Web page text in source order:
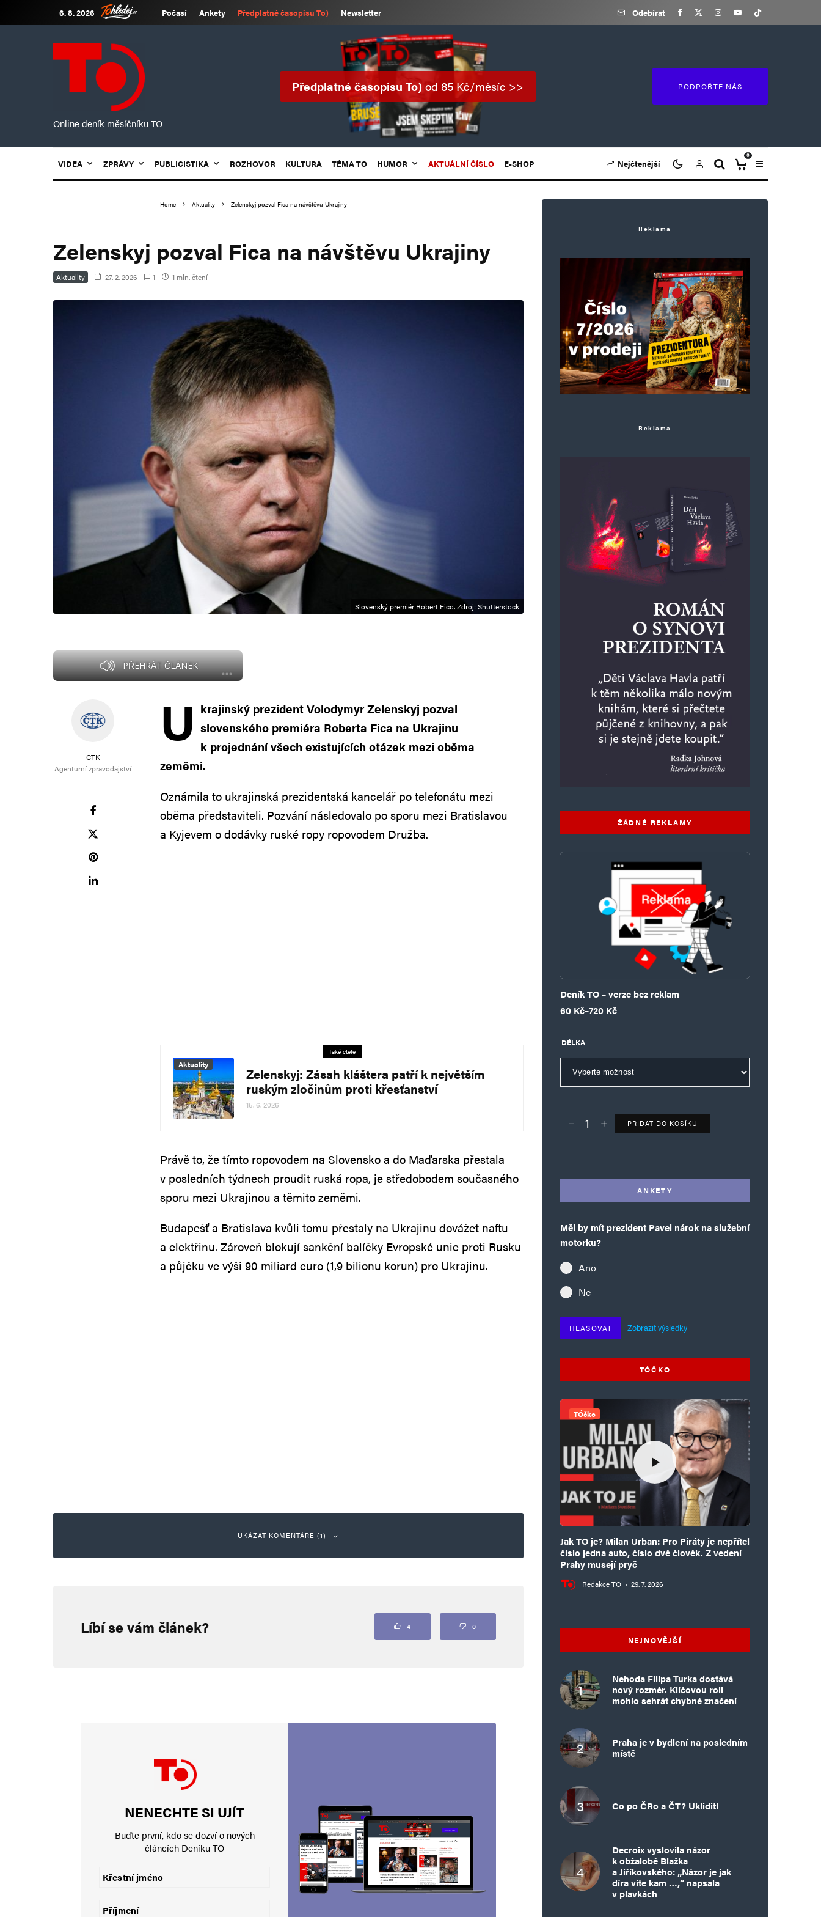
6. 8. 2026 Počasí Ankety Předplatné časopisu To) Newsletter Odebírat
Online deník měsíčníku TO
Předplatné časopisu To)od 85 Kč/měsíc >> PODPOŘTE NÁS
VIDEA ZPRÁVY PUBLICISTIKA ROZHOVOR KULTURA TÉMA TO HUMOR AKTUÁLNÍ ČÍSLO E-SHOP Nejčtenější
0
Home Aktuality Zelenskyj pozval Fica na návštěvu Ukrajiny
Zelenskyj pozval Fica na návštěvu Ukrajiny
Aktuality 27. 2. 2026 1 1 min. čtení
Slovenský premiér Robert Fico. Zdroj: Shutterstock
PŘEHRÁT ČLÁNEK
ČTK
Agenturní zpravodajství
U krajinský prezident Volodymyr Zelenskyj pozval
slovenského premiéra Roberta Fica na Ukrajinu
k projednání všech existujících otázek mezi oběma
zeměmi.
Oznámila to ukrajinská prezidentská kancelář po telefonátu mezi
oběma představiteli. Pozvání následovalo po sporu mezi Bratislavou
a Kyjevem o dodávky ruské ropy ropovodem Družba.
Také čtěte
Aktuality
Zelenskyj: Zásah kláštera patří k největším
ruským zločinům proti křesťanství
15. 6. 2026
Právě to, že tímto ropovodem na Slovensko a do Maďarska přestala
v posledních týdnech proudit ruská ropa, je středobodem současného
sporu mezi Ukrajinou a těmito zeměmi.
Budapešť a Bratislava kvůli tomu přestaly na Ukrajinu dovážet naftu
a elektřinu. Zároveň blokují sankční balíčky Evropské unie proti Rusku
a půjčku ve výši 90 miliard euro (1,9 bilionu korun) pro Ukrajinu.
UKÁZAT KOMENTÁŘE (1)
Fico je posero a na Ukrajinu sa bojí prísť. Najďalej bol v Užhorode, a to si musel
Líbí se vám článek? 4 0
NENECHTE SI UJÍT
Buďte první, kdo se dozví o nových
článcích Deníku TO
Reklama
Reklama
ŽÁDNÉ REKLAMY
Deník TO – verze bez reklam
60 Kč–720 Kč
Rozpětí cen: 60 Kč až 720 Kč
DÉLKA
Deník TO – verze bez reklam množství
PŘIDAT DO KOŠÍKU
ANKETY
Měl by mít prezident Pavel nárok na služební
motorku?
Ano
Ne
HLASOVAT Zobrazit výsledky
TÓČKO
TÓčko
Jak TO je? Milan Urban: Pro Piráty je nepřítel
číslo jedna auto, číslo dvě člověk. Z vedení
Prahy musejí pryč
Redakce TO · 29. 7. 2026
NEJNOVĚJŠÍ
Nehoda Filipa Turka dostává
nový rozměr. Klíčovou roli
mohlo sehrát chybné značení
Praha je v bydlení na posledním
místě
Co po ČRo a ČT? Uklidit!
Decroix vyslovila názor
k obžalobě Blažka
a Jiříkovského: „Názor je jak
díra víte kam …,“ napsala
v plavkách